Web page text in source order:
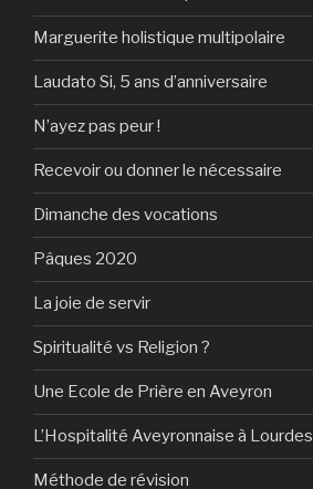
Marguerite holistique multipolaire
Laudato Si, 5 ans d’anniversaire
N’ayez pas peur !
Recevoir ou donner le nécessaire
Dimanche des vocations
Pâques 2020
La joie de servir
Spiritualité vs Religion ?
Une Ecole de Prière en Aveyron
L’Hospitalité Aveyronnaise à Lourdes
Méthode de révision